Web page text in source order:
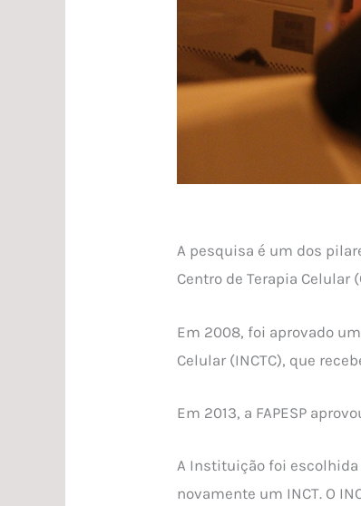
A pesquisa é um dos
Centro de Terapia Celular
Em 2008, foi aprovado
Celular (INCTC), que
Em 2013, a FAPESP
A Instituição foi escolhida
novamente um INCT. O